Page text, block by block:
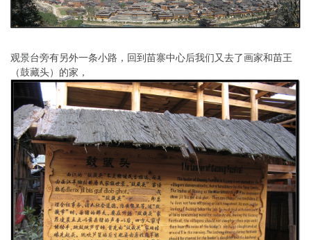
观景台旁有另外一条小路，回到苗寨中心后我们又去了画家和苗王
（鼓藏头）的家，